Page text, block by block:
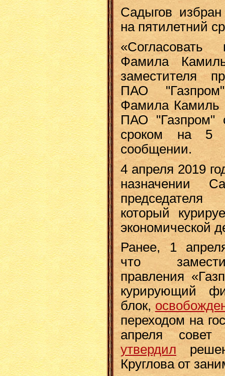
Садыгов
на пятилетний
«Согласовать
Фамила
заместителя
ПАО
Фамила Камиль
ПАО "Газпром"
сроком на 5
сообщении.
4 апреля 2019
назначении
председателя
который
экономической
Ранее, 1
что
правления
курирующий
блок,
переходом на
апреля совет
утвердил
Круглова от